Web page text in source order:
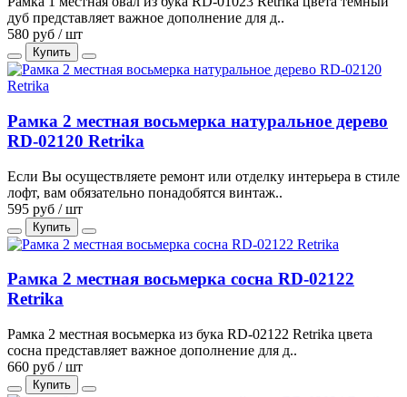
дуб представляет важное дополнение для д..
580 руб / шт
Купить
Рамка 2 местная восьмерка натуральное дерево
RD-02120 Retrika
Если Вы осуществляете ремонт или отделку интерьера в стиле
лофт, вам обязательно понадобятся винтаж..
595 руб / шт
Купить
Рамка 2 местная восьмерка сосна RD-02122
Retrika
Рамка 2 местная восьмерка из бука RD-02122 Retrika цвета
сосна представляет важное дополнение для д..
660 руб / шт
Купить